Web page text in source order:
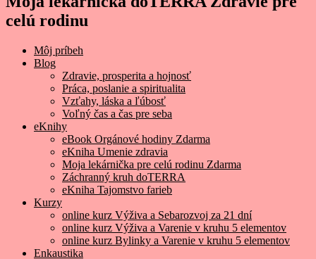
celú rodinu
Môj príbeh
Blog
Zdravie, prosperita a hojnosť
Práca, poslanie a spiritualita
Vzťahy, láska a ľúbosť
Voľný čas a čas pre seba
eKnihy
eBook Orgánové hodiny Zdarma
eKniha Umenie zdravia
Moja lekárnička pre celú rodinu Zdarma
Záchranný kruh doTERRA
eKniha Tajomstvo farieb
Kurzy
online kurz Výživa a Sebarozvoj za 21 dní
online kurz Výživa a Varenie v kruhu 5 elementov
online kurz Bylinky a Varenie v kruhu 5 elementov
Enkaustika